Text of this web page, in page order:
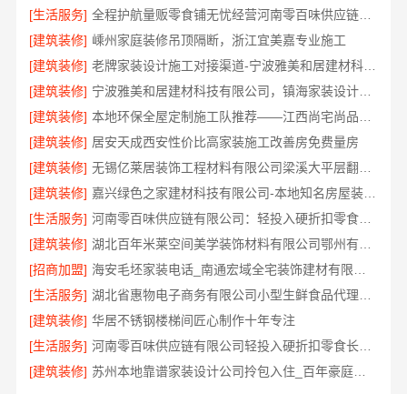
[生活服务]
全程护航量贩零食铺无忧经营河南零百味供应链有限公司
[建筑装修] 嵊州家庭装修吊顶隔断，浙江宜美嘉专业施工
[建筑装修]
老牌家装设计施工对接渠道-宁波雅美和居建材科技有限公司
[建筑装修]
宁波雅美和居建材科技有限公司，镇海家装设计合作联系
[建筑装修]
[建筑装修] 居安天成西安性价比高家装施工改善房免费量房
[建筑装修]
[建筑装修]
嘉兴绿色之家建材科技有限公司-本地知名房屋装修服务环保
[生活服务]
河南零百味供应链有限公司：轻投入硬折扣零食长久经营
[建筑装修]
[招商加盟]
[生活服务]
[建筑装修] 华居不锈钢楼梯间匠心制作十年专注
[生活服务]
河南零百味供应链有限公司轻投入硬折扣零食长久经营
[建筑装修]
苏州本地靠谱家装设计公司拎包入住_百年豪庭新材料有限公司